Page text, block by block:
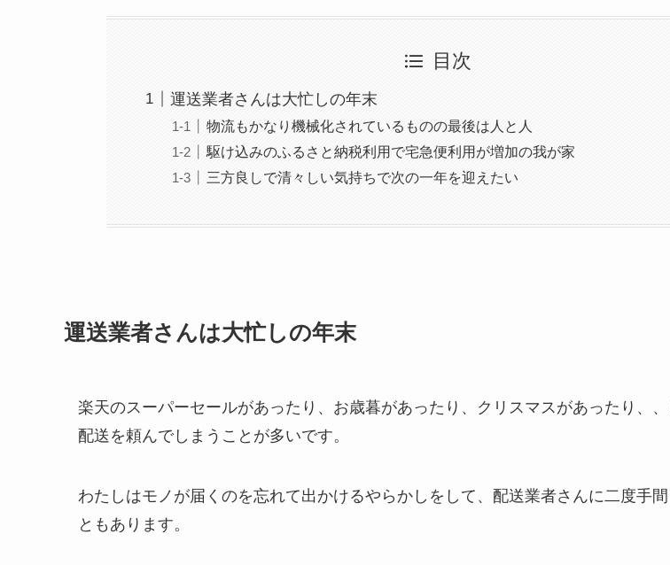
目次
運送業者さんは大忙しの年末
物流もかなり機械化されているものの最後は人と人
駆け込みのふるさと納税利用で宅急便利用が増加の我が家
三方良しで清々しい気持ちで次の一年を迎えたい
運送業者さんは大忙しの年末
楽天のスーパーセールがあったり、お歳暮があったり、クリスマスがあったり、
配送を頼んでしまうことが多いです。
わたしはモノが届くのを忘れて出かけるやらかしをして、配送業者さんに二度手
ともあります。